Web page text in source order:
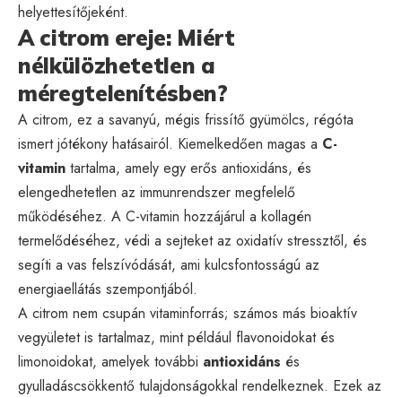
helyettesítőjeként.
A citrom ereje: Miért
nélkülözhetetlen a
méregtelenítésben?
A citrom, ez a savanyú, mégis frissítő gyümölcs, régóta
ismert jótékony hatásairól. Kiemelkedően magas a C-
vitamin tartalma, amely egy erős antioxidáns, és
elengedhetetlen az immunrendszer megfelelő
működéséhez. A C-vitamin hozzájárul a kollagén
termelődéséhez, védi a sejteket az oxidatív stressztől, és
segíti a vas felszívódását, ami kulcsfontosságú az
energiaellátás szempontjából.
A citrom nem csupán vitaminforrás; számos más bioaktív
vegyületet is tartalmaz, mint például flavonoidokat és
limonoidokat, amelyek további antioxidáns és
gyulladáscsökkentő tulajdonságokkal rendelkeznek. Ezek az